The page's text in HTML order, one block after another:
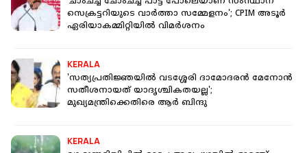
സെക്രട്ടറിയുടെ വാർത്താ സമ്മേളനം'; CPIM അടൂർ
ഏരിയാകമ്മിറ്റിയിൽ വിമർശനം
KERALA
'സത്യപ്രതിജ്ഞയില്‍ വടശ്ശേരി ദാമോദരന്‍ മേനോന്‍
സതീശനായത് യാദൃശ്ചികതയല്ല';
മുഖ്യമന്ത്രിക്കെതിരെ ആര്‍ ബിന്ദു
KERALA